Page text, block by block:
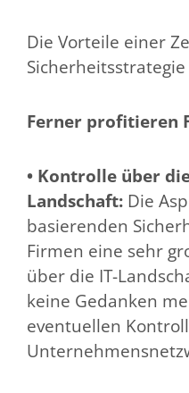
Die Vorteile einer
Ferner profitieren
• Kontrolle über
Landschaft: Die
basierenden
Firmen eine sehr
über die IT-
keine Gedanken
eventuellen